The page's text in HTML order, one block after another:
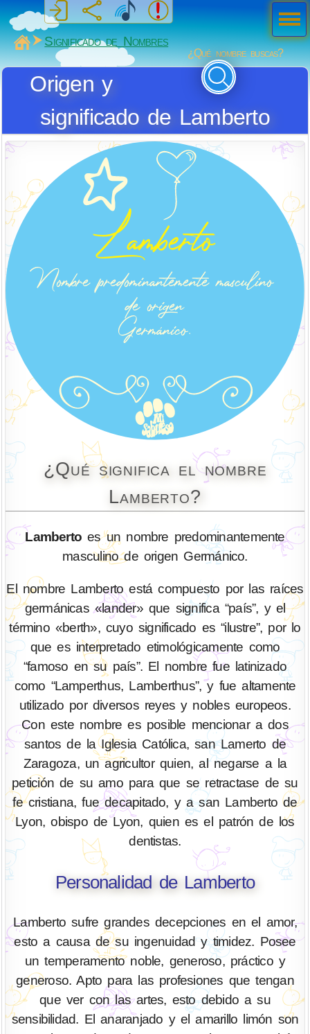
MiSabueso
Significado de Nombres
¿Qué nombre buscas?
Origen y
significado de Lamberto
¿Qué significa el nombre
Lamberto?
Lamberto es un nombre predominantemente
masculino de origen Germánico.
El nombre Lamberto está compuesto por las raíces
germánicas «lander» que significa “país”, y el
término «berth», cuyo significado es “ilustre”, por lo
que es interpretado etimológicamente como
“famoso en su país”. El nombre fue latinizado
como “Lamperthus, Lamberthus”, y fue altamente
utilizado por diversos reyes y nobles europeos.
Con este nombre es posible mencionar a dos
santos de la Iglesia Católica, san Lamerto de
Zaragoza, un agricultor quien, al negarse a la
petición de su amo para que se retractase de su
fe cristiana, fue decapitado, y a san Lamberto de
Lyon, obispo de Lyon, quien es el patrón de los
dentistas.
Personalidad de Lamberto
Lamberto sufre grandes decepciones en el amor,
esto a causa de su ingenuidad y timidez. Posee
un temperamento noble, generoso, práctico y
generoso. Apto para las profesiones que tengan
que ver con las artes, esto debido a su
sensibilidad. El anaranjado y el amarillo limón son
Men
ú